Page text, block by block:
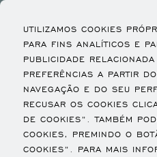
UTILIZAMOS COOKIES
PARA FINS ANALÍTICOS E
PUBLICIDADE
PREFERÊNCIAS A PARTIR
NAVEGAÇÃO E DO SEU
RECUSAR OS COOKIES
DE COOKIES”. TAMBÉM
COOKIES, PREMINDO O
COOKIES”. PARA MAIS